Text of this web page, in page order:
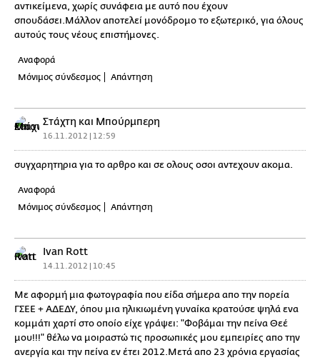
αντικείμενα, χωρίς συνάφεια με αυτό που έχουν
σπουδάσει.Μάλλον αποτελεί μονόδρομο το εξωτερικό, για όλους
αυτούς τους νέους επιστήμονες.
Αναφορά
Μόνιμος σύνδεσμος
Απάντηση
Στάχτη και Μπούρμπερη
16.11.2012 | 12:59
συγχαρητηρια για το αρθρο και σε ολους οσοι αντεχουν ακομα.
Αναφορά
Μόνιμος σύνδεσμος
Απάντηση
Ivan Rott
14.11.2012 | 10:45
Με αφορμή μια φωτογραφία που είδα σήμερα απο την πορεία
ΓΣΕΕ + ΑΔΕΔΥ, όπου μια ηλικιωμένη γυναίκα κρατούσε ψηλά ενα
κομμάτι χαρτί στο οποίο είχε γράψει: "Φοβάμαι την πείνα Θεέ
μου!!!" θέλω να μοιραστώ τις προσωπικές μου εμπειρίες απο την
ανεργία και την πείνα εν έτει 2012.Μετά απο 23 χρόνια εργασίας